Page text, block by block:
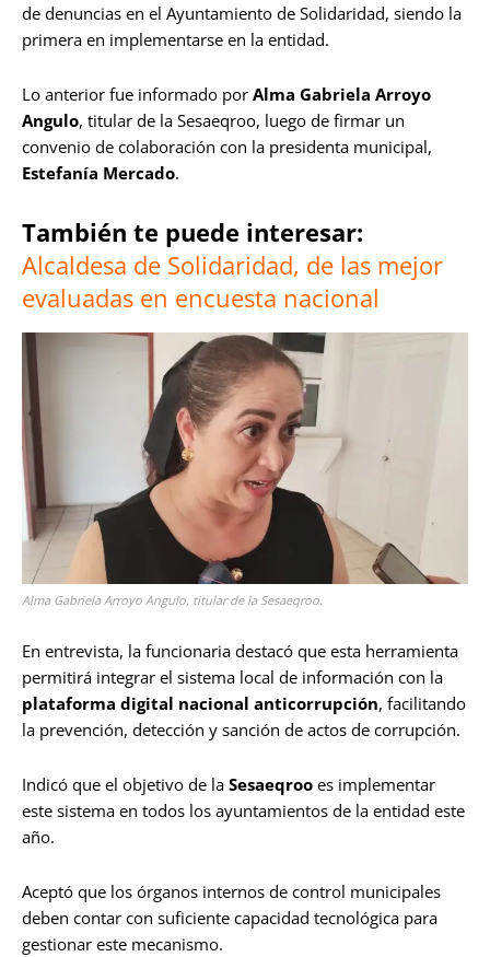
de denuncias en el Ayuntamiento de Solidaridad, siendo la
primera en implementarse en la entidad.
Lo anterior fue informado por Alma Gabriela Arroyo
Angulo, titular de la Sesaeqroo, luego de firmar un
convenio de colaboración con la presidenta municipal,
Estefanía Mercado.
También te puede interesar:
Alcaldesa de Solidaridad, de las mejor
evaluadas en encuesta nacional
Alma Gabriela Arroyo Angulo, titular de la Sesaeqroo.
En entrevista, la funcionaria destacó que esta herramienta
permitirá integrar el sistema local de información con la
plataforma digital nacional anticorrupción, facilitando
la prevención, detección y sanción de actos de corrupción.
Indicó que el objetivo de la Sesaeqroo es implementar
este sistema en todos los ayuntamientos de la entidad este
año.
Aceptó que los órganos internos de control municipales
deben contar con suficiente capacidad tecnológica para
gestionar este mecanismo.